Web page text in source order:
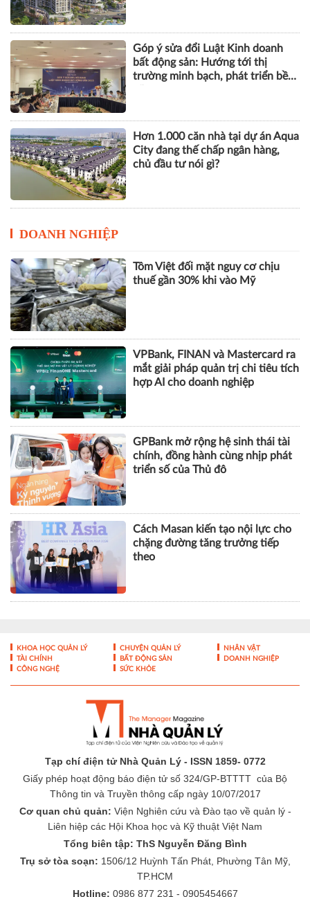
Hơn 1.000 căn nhà tại dự án Aqua
City đang thế chấp ngân hàng,
chủ đầu tư nói gì?
DOANH NGHIỆP
Tôm Việt đối mặt nguy cơ chịu
VPBank, FINAN và Mastercard ra
mắt giải pháp quản trị chi tiêu tích
hợp AI cho doanh nghiệp
GPBank mở rộng hệ sinh thái tài
chính, đồng hành cùng nhịp phát
triển số của Thủ đô
Cách Masan kiến tạo nội lực cho
chặng đường tăng trưởng tiếp
theo
KHOA HỌC QUẢN LÝ CHUYỆN QUẢN LÝ
TÀI CHÍNH
CÔNG NGHỆ
Tạp chí điện tử Nhà Quản Lý - ISSN 1859- 0772
Giấy phép hoạt động báo điện tử số 324/GP-BTTTT của Bộ
Thông tin và Truyền thông cấp ngày 10/07/2017
Cơ quan chủ quản:
Viện Nghiên cứu và Đào tạo về quản lý -
Liên hiệp các Hội Khoa học và Kỹ thuật Việt Nam
Trụ sở tòa soạn:1506/12 Huỳnh Tấn Phát, Phường Tân Mỹ,
TP.HCM
Hotline:0986 877 231 - 0905454667
Email: toasoan@nhaquanly.vn
THÔNG TIN TÒA SOẠN- ĐÓNG GÓP Ý KIẾN-
LIÊN HỆ QUẢNG
BÁO GIÁ QUẢNG CÁO